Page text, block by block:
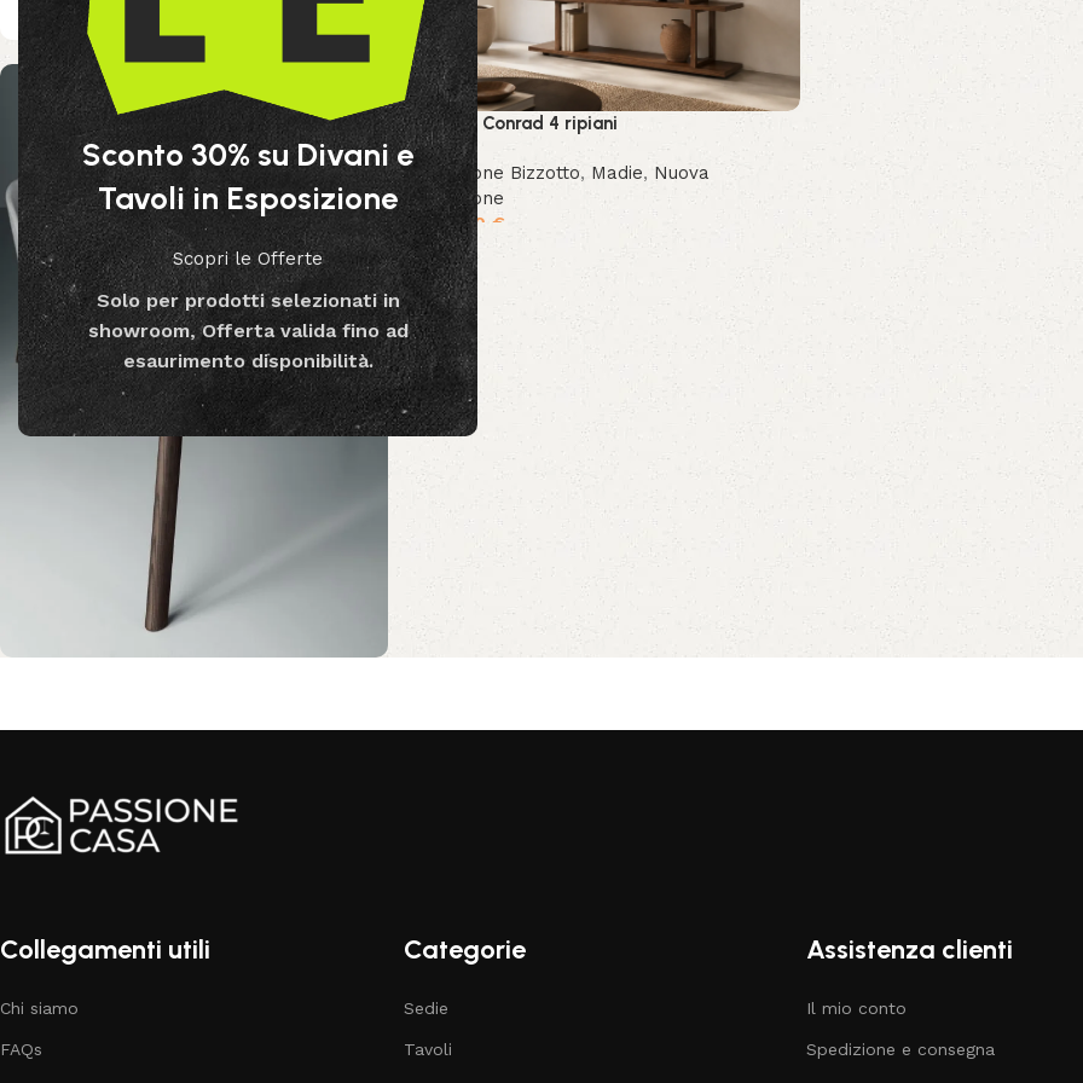
Sconto 30% su Divani e
Tavoli in Esposizione
Scopri le Offerte
Solo per prodotti selezionati in
showroom, Offerta valida fino ad
esaurimento disponibilità.
Acquista ora
Libreria Conrad 4 ripiani
Collezione Bizzotto, Madie, Nuova
Collezione
1,919.00 €
Collegamenti utili
Chi siamo
FAQs
Categorie
Sedie
Tavoli
Assistenza clienti
Il mio conto
Spedizione e consegna